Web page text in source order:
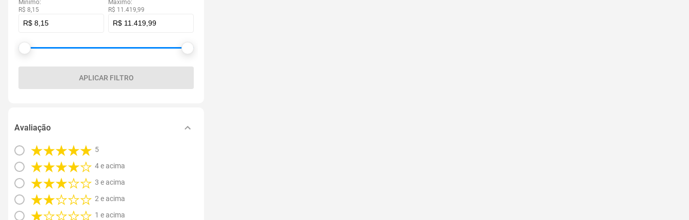
Mínimo:
R$ 8,15
Máximo:
R$ 11.419,99
APLICAR FILTRO
Avaliação
5
4 e acima
3 e acima
2 e acima
1 e acima